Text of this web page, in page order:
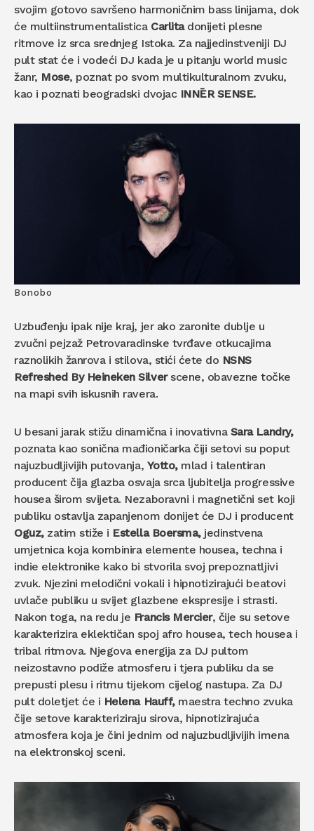
svojim gotovo savršeno harmoničnim bass linijama, dok
će multiinstrumentalistica Carlita donijeti plesne
ritmove iz srca srednjeg Istoka. Za najjedinstveniji DJ
pult stat će i vodeći DJ kada je u pitanju world music
žanr, Mose, poznat po svom multikulturalnom zvuku,
kao i poznati beogradski dvojac INNĒR SENSE.
Bonobo
Uzbuđenju ipak nije kraj, jer ako zaronite dublje u
zvučni pejzaž Petrovaradinske tvrđave otkucajima
raznolikih žanrova i stilova, stići ćete do NSNS
Refreshed By Heineken Silverscene, obavezne točke
na mapi svih iskusnih ravera.
U besani jarak stižu dinamična i inovativna Sara Landry,
poznata kao sonična mađioničarka čiji setovi su poput
najuzbudljivijih putovanja, Yotto, mlad i talentiran
producent čija glazba osvaja srca ljubitelja progressive
housea širom svijeta. Nezaboravni i magnetični set koji
publiku ostavlja zapanjenom donijet će DJ i producent
Oguz, zatim stiže i Estella Boersma, jedinstvena
umjetnica koja kombinira elemente housea, techna i
indie elektronike kako bi stvorila svoj prepoznatljivi
zvuk. Njezini melodični vokali i hipnotizirajući beatovi
uvlače publiku u svijet glazbene ekspresije i strasti.
Nakon toga, na redu je Francis Mercier, čije su setove
karakterizira eklektičan spoj afro housea, tech housea i
tribal ritmova. Njegova energija za DJ pultom
neizostavno podiže atmosferu i tjera publiku da se
prepusti plesu i ritmu tijekom cijelog nastupa. Za DJ
pult doletjet će i Helena Hauff,maestra techno zvuka
čije setove karakteriziraju sirova, hipnotizirajuća
atmosfera koja je čini jednim od najuzbudljivijih imena
na elektronskoj sceni.